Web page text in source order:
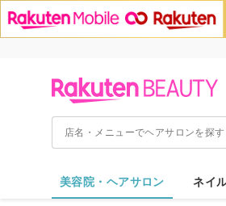
美容院・ヘアサロン ネイ